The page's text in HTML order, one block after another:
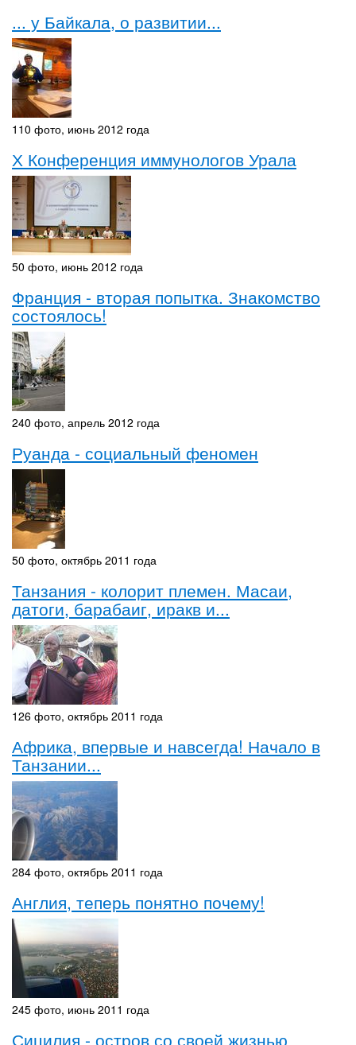
... у Байкала, о развитии...
110 фото, июнь 2012 года
Х Конференция иммунологов Урала
50 фото, июнь 2012 года
Франция - вторая попытка. Знакомство
состоялось!
240 фото, апрель 2012 года
Руанда - социальный феномен
50 фото, октябрь 2011 года
Танзания - колорит племен. Масаи,
датоги, барабаиг, иракв и...
126 фото, октябрь 2011 года
Африка, впервые и навсегда! Начало в
Танзании...
284 фото, октябрь 2011 года
Англия, теперь понятно почему!
245 фото, июнь 2011 года
Сицилия - остров со своей жизнью